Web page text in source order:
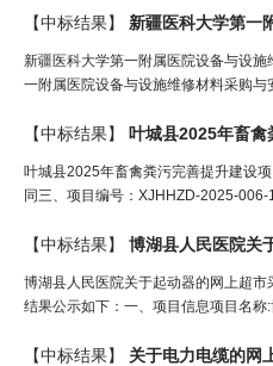
【中标结果】
新疆医科大学第一附属医院设备与设
一附属医院设备与设施维修材料采购
【中标结果】 叶城县2025年畜
叶城县2025年畜禽粪污完善提升建设
同三、项目编号：XJHHZD-2025-
【中标结果】 博湖县人民医院关
博湖县人民医院关于起动器的网上超
结果公示如下：一、项目信息项目名
【中标结果】 关于电力电缆的网